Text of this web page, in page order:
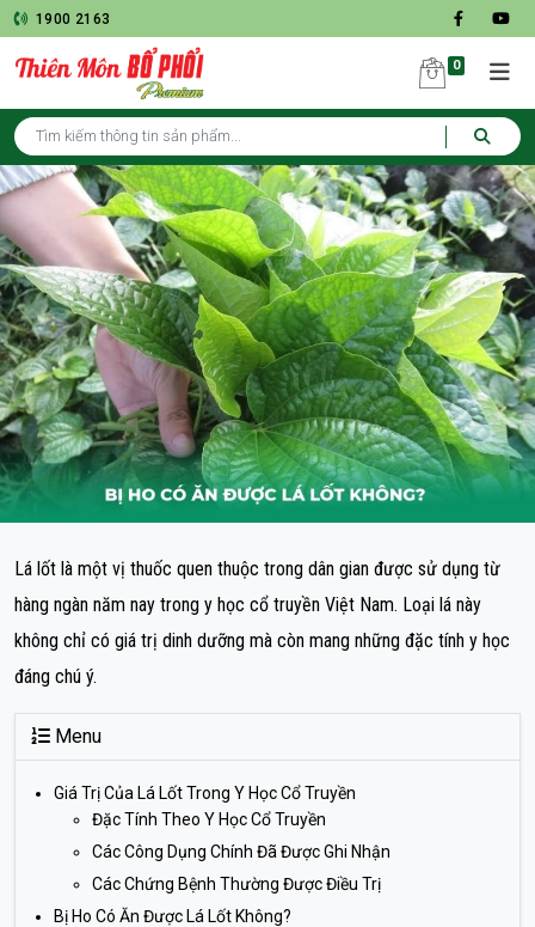
1900 2163
0
Lá lốt là một vị thuốc quen thuộc trong dân gian được sử dụng từ
hàng ngàn năm nay trong y học cổ truyền Việt Nam. Loại lá này
không chỉ có giá trị dinh dưỡng mà còn mang những đặc tính y học
đáng chú ý.
Menu
Giá Trị Của Lá Lốt Trong Y Học Cổ Truyền
Đặc Tính Theo Y Học Cổ Truyền
Các Công Dụng Chính Đã Được Ghi Nhận
Các Chứng Bệnh Thường Được Điều Trị
Bị Ho Có Ăn Được Lá Lốt Không?